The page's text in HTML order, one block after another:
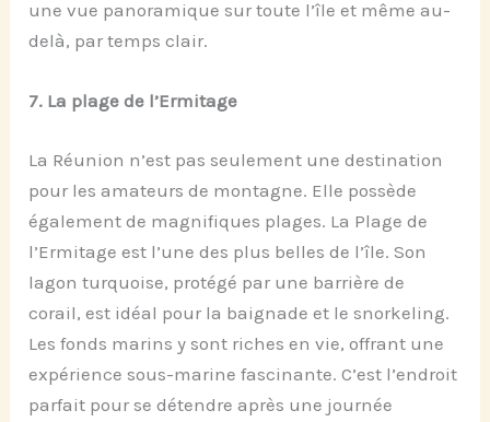
une vue panoramique sur toute l’île et même au-
delà, par temps clair.
7. La plage de l’Ermitage
La Réunion n’est pas seulement une destination
pour les amateurs de montagne. Elle possède
également de magnifiques plages. La Plage de
l’Ermitage est l’une des plus belles de l’île. Son
lagon turquoise, protégé par une barrière de
corail, est idéal pour la baignade et le snorkeling.
Les fonds marins y sont riches en vie, offrant une
expérience sous-marine fascinante. C’est l’endroit
parfait pour se détendre après une journée